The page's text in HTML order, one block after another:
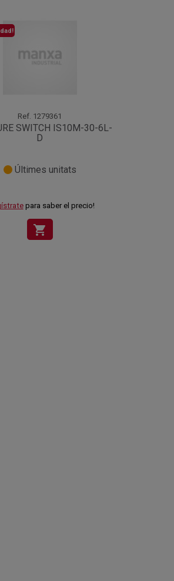
Ref. 1279361
SWITCH IS10M-30-6L-
D
Últimes unitats
para saber el precio!
shopping_cart